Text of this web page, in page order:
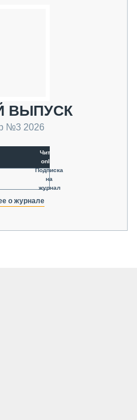
ВЫПУСК
№3 2026
Читать
online
Подписка
на
журнал
о журнале